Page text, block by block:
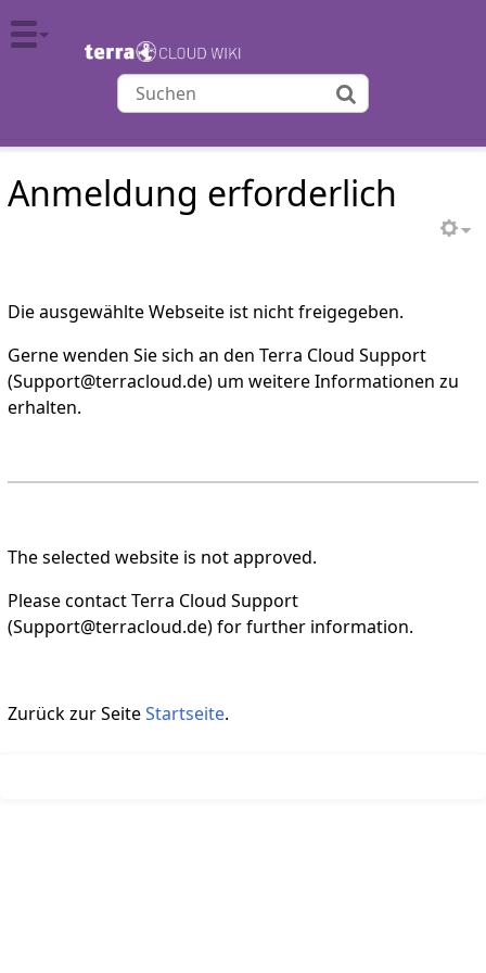
Anmeldung erforderlich
Die ausgewählte Webseite ist nicht freigegeben.
Gerne wenden Sie sich an den Terra Cloud Support
(Support@terracloud.de) um weitere Informationen zu
erhalten.
The selected website is not approved.
Please contact Terra Cloud Support
(Support@terracloud.de) for further information.
Zurück zur SeiteStartseite.